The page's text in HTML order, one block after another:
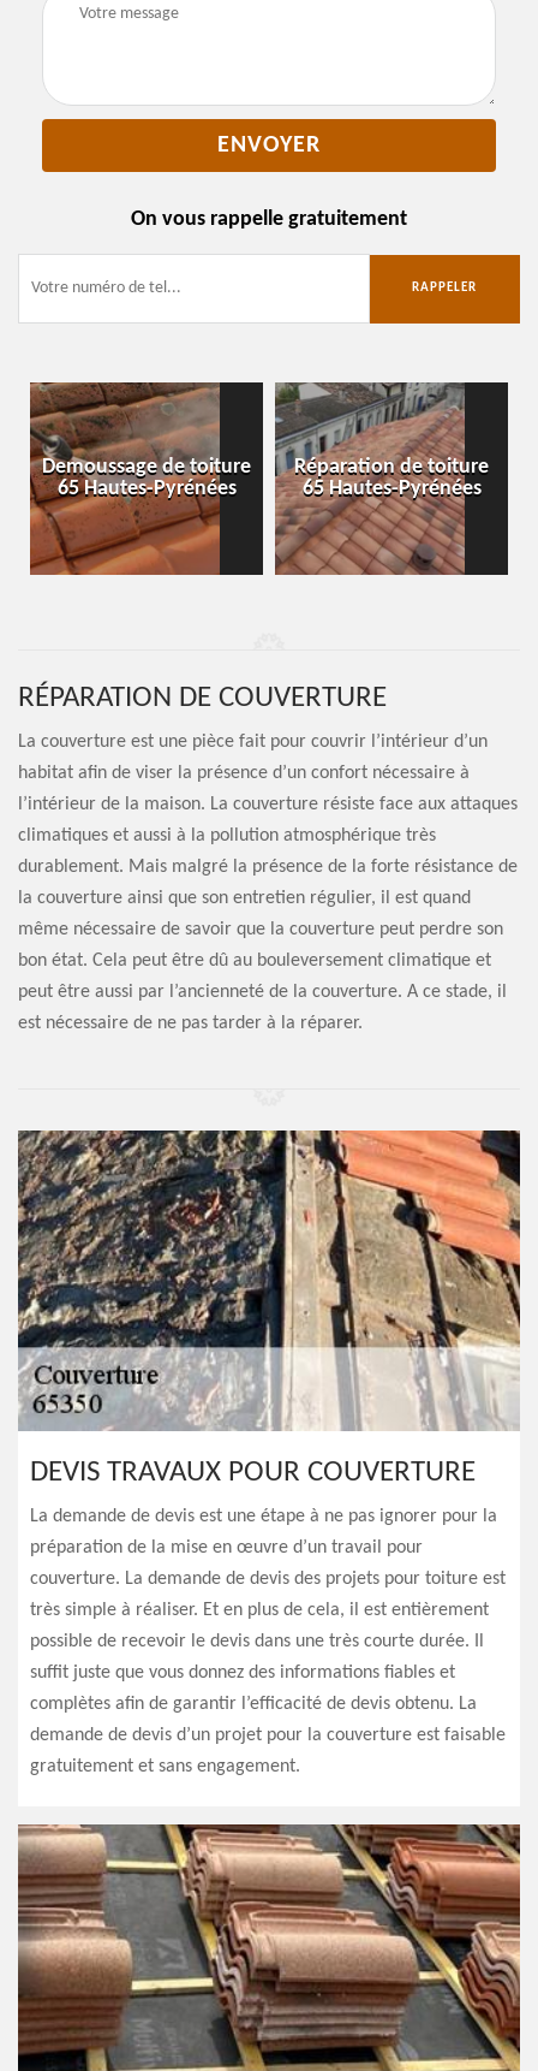
On vous rappelle gratuitement
Demoussage de toiture
65 Hautes-Pyrénées
Réparation de toiture
65 Hautes-Pyrénées
RÉPARATION DE COUVERTURE
La couverture est une pièce fait pour couvrir l’intérieur d’un
habitat afin de viser la présence d’un confort nécessaire à
l’intérieur de la maison. La couverture résiste face aux attaques
climatiques et aussi à la pollution atmosphérique très
durablement. Mais malgré la présence de la forte résistance de
la couverture ainsi que son entretien régulier, il est quand
même nécessaire de savoir que la couverture peut perdre son
bon état. Cela peut être dû au bouleversement climatique et
peut être aussi par l’ancienneté de la couverture. A ce stade, il
est nécessaire de ne pas tarder à la réparer.
DEVIS TRAVAUX POUR COUVERTURE
La demande de devis est une étape à ne pas ignorer pour la
préparation de la mise en œuvre d’un travail pour
couverture. La demande de devis des projets pour toiture est
très simple à réaliser. Et en plus de cela, il est entièrement
possible de recevoir le devis dans une très courte durée. Il
suffit juste que vous donnez des informations fiables et
complètes afin de garantir l’efficacité de devis obtenu. La
demande de devis d’un projet pour la couverture est faisable
gratuitement et sans engagement.